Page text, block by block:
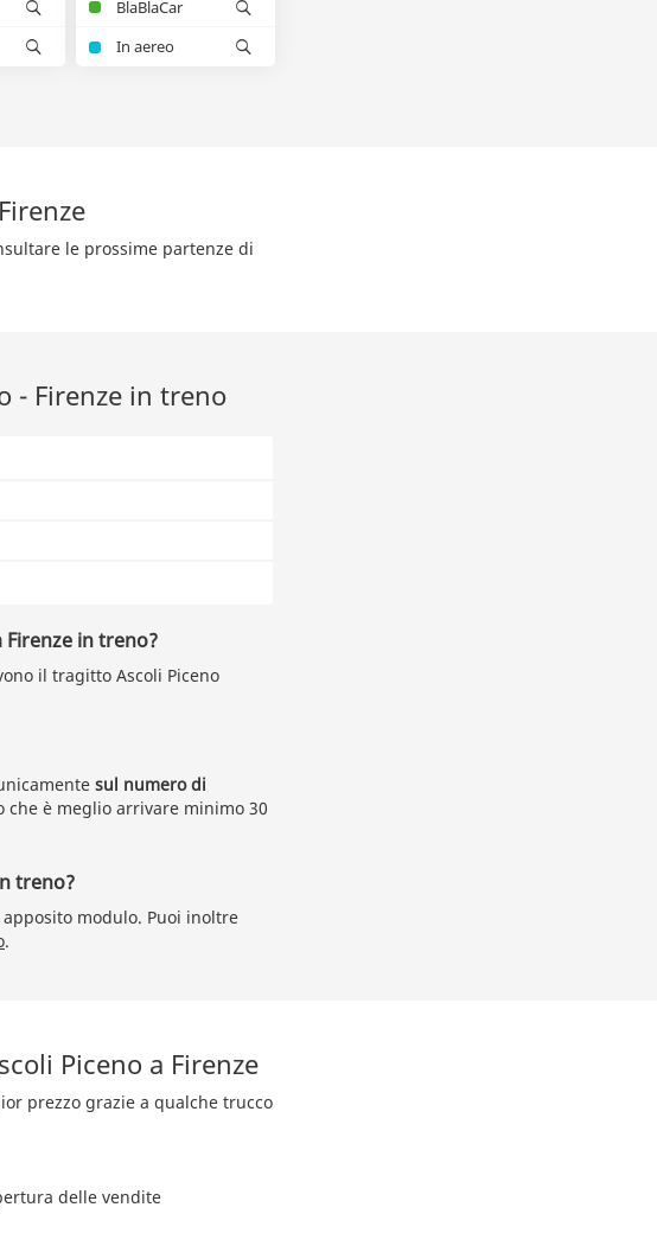
BlaBlaCar
In aereo
le prossime partenze di
- Firenze in treno
in treno?
il tragitto Ascoli Piceno
sul numero di
che è meglio arrivare minimo 30
treno?
modulo. Puoi inoltre
.
Piceno a Firenze
prezzo grazie a qualche trucco
delle vendite